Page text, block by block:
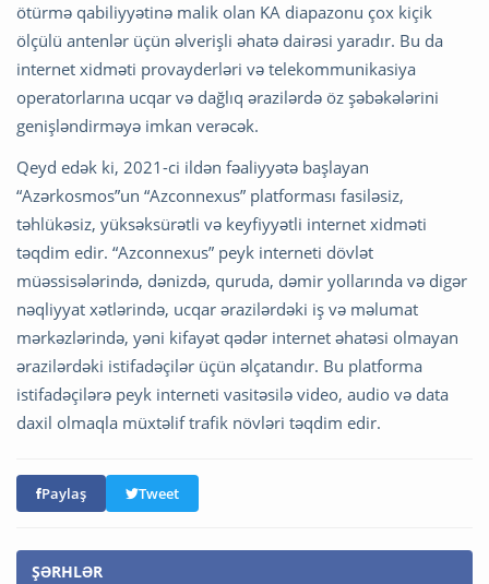
ötürmə qabiliyyətinə malik olan KA diapazonu çox kiçik
ölçülü antenlər üçün əlverişli əhatə dairəsi yaradır. Bu da
internet xidməti provayderləri və telekommunikasiya
operatorlarına ucqar və dağlıq ərazilərdə öz şəbəkələrini
genişləndirməyə imkan verəcək.
Qeyd edək ki, 2021-ci ildən fəaliyyətə başlayan
“Azərkosmos”un “Azconnexus” platforması fasiləsiz,
təhlükəsiz, yüksəksürətli və keyfiyyətli internet xidməti
təqdim edir. “Azconnexus” peyk interneti dövlət
müəssisələrində, dənizdə, quruda, dəmir yollarında və digər
nəqliyyat xətlərində, ucqar ərazilərdəki iş və məlumat
mərkəzlərində, yəni kifayət qədər internet əhatəsi olmayan
ərazilərdəki istifadəçilər üçün əlçatandır. Bu platforma
istifadəçilərə peyk interneti vasitəsilə video, audio və data
daxil olmaqla müxtəlif trafik növləri təqdim edir.
Paylaş Tweet
ŞƏRHLƏR